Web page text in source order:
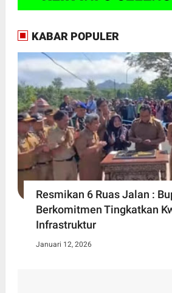
KABAR POPULER
Resmikan 6 Ruas Jalan :
Berkomitmen Tingkatkan
Infrastruktur
Januari 12, 2026